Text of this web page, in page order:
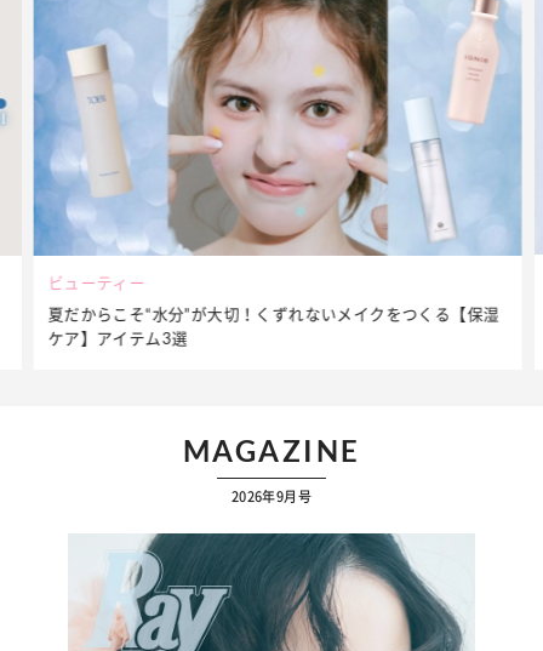
ビューティー
夏だからこそ“水分”が大切！くずれないメイクをつくる【保湿
ケア】アイテム3選
MAGAZINE
2026年9月号